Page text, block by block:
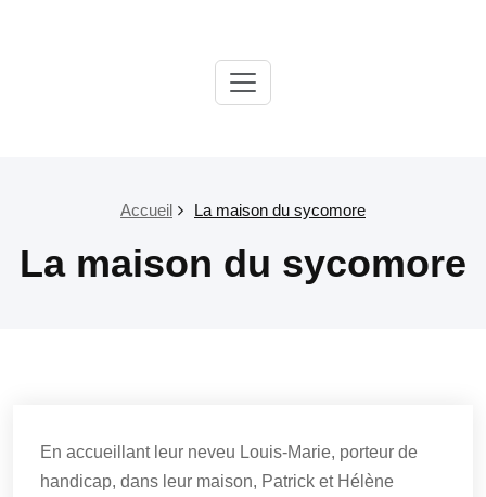
Accueil La maison du sycomore
La maison du sycomore
En accueillant leur neveu Louis-Marie, porteur de
handicap, dans leur maison, Patrick et Hélène